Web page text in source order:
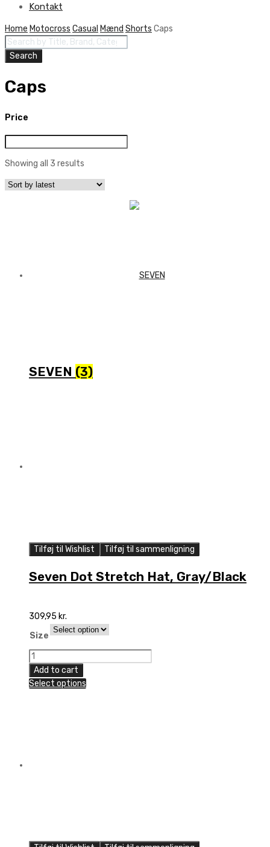
Kontakt
Skip
to
content
Home Motocross Casual Mænd Shorts Caps
Products
search
Search
Caps
Price
Showing all 3 results
SEVEN (3)
Tilføj til Wishlist Tilføj til sammenligning
Seven Dot Stretch Hat, Gray/Black
309,95 kr.
Size
Seven
Dot
Stretch
Add to cart
Select options